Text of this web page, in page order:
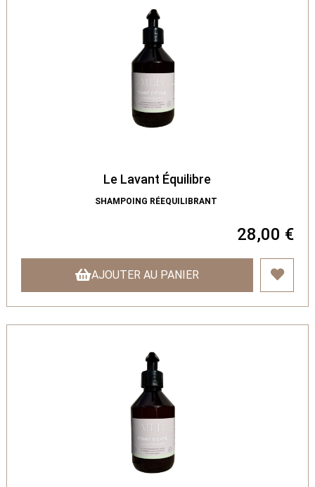
Le Lavant Équilibre
SHAMPOING RÉEQUILIBRANT
28,00 €
AJOUTER AU PANIER